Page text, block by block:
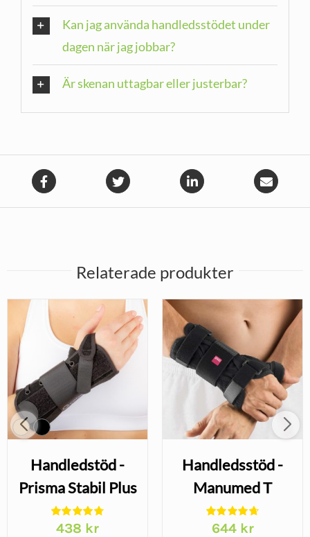
Kan jag använda handledsstödet under
dagen när jag jobbar?
Är skenan uttagbar eller justerbar?
Relaterade produkter
Handledstöd -
Prisma Stabil Plus
438 kr
Handledsstöd -
Manumed T
644 kr